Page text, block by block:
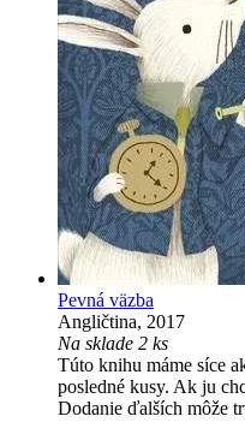
Pevná väzba
Angličtina, 2017
Na sklade 2 ks
Túto knihu máme síce
posledné kusy. Ak ju
Dodanie ďalších môže